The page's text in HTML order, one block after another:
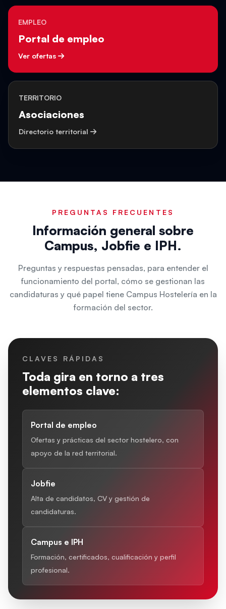
EMPLEO
Portal de empleo
Ver ofertas
TERRITORIO
Asociaciones
Directorio territorial
PREGUNTAS FRECUENTES
Información general sobre
Campus, Jobfie e IPH.
Preguntas y respuestas pensadas, para entender el
funcionamiento del portal, cómo se gestionan las
candidaturas y qué papel tiene Campus Hostelería en la
formación del sector.
CLAVES RÁPIDAS
Toda gira en torno a tres
elementos clave:
Portal de empleo
Ofertas y prácticas del sector hostelero, con
apoyo de la red territorial.
Jobfie
Alta de candidatos, CV y gestión de
candidaturas.
Campus e IPH
Formación, certificados, cualificación y perfil
profesional.